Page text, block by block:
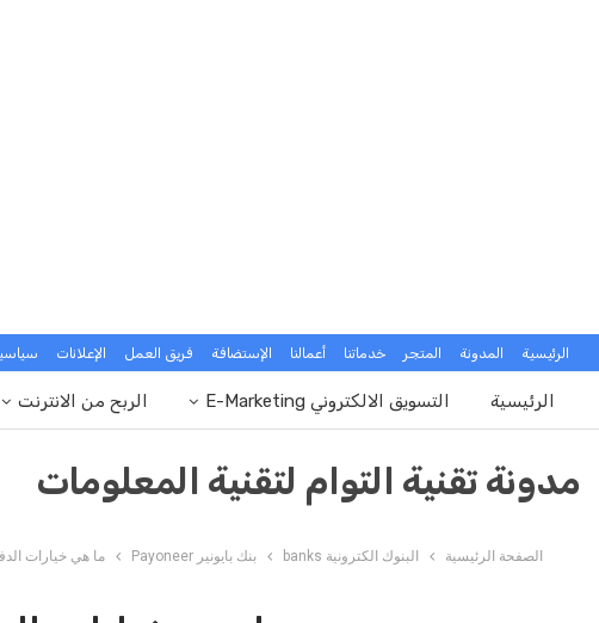
الرئيسية المدونة المتجر خدماتنا أعمالنا الإستضافة فريق العمل الإعلانات
الرئيسية التسويق الالكتروني E-Marketing الربح من الانترنت
مدونة تقنية التوام لتقنية المعلومات
الصفحة الرئيسية البنوك الكترونية banks بنك بايونير Payoneer ما هي خيارات